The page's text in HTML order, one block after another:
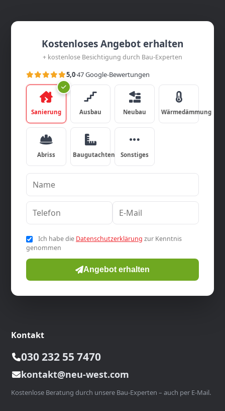
Kontakt
030 232 55 7470
kontakt@neu-west.com
Kostenlose Beratung durch unsere Bau-Experten – auch per E-Mail.
Kostenloses Angebot erhalten
+ kostenlose Besichtigung durch Bau-Experten
5,0·47 Google-Bewertungen
Sanierung Ausbau Neubau Wärmedämmung
Abriss Baugutachten Sonstiges
Ich habe die Datenschutzerklärung zur Kenntnis
genommen
Angebot erhalten